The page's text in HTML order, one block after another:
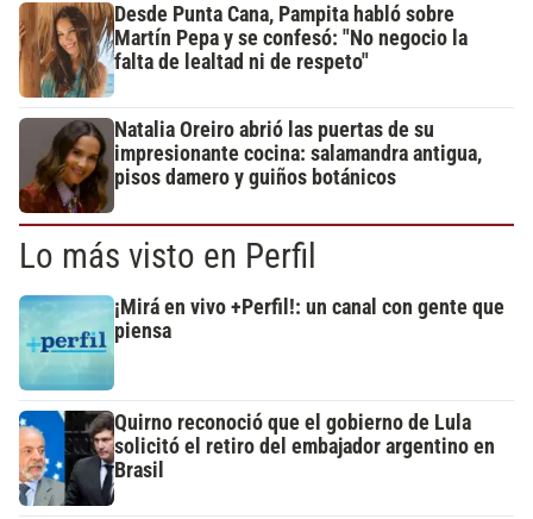
Desde Punta Cana, Pampita habló sobre
Martín Pepa y se confesó: "No negocio la
falta de lealtad ni de respeto"
Natalia Oreiro abrió las puertas de su
impresionante cocina: salamandra antigua,
pisos damero y guiños botánicos
Lo más visto en Perfil
¡Mirá en vivo +Perfil!: un canal con gente que
piensa
Quirno reconoció que el gobierno de Lula
solicitó el retiro del embajador argentino en
Brasil